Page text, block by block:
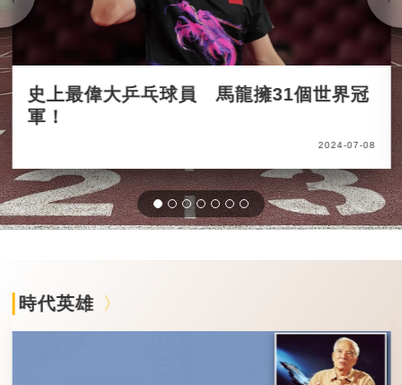
史上最偉大乒乓球員 馬龍擁31個世界冠
軍！
2024-07-08
時代英雄